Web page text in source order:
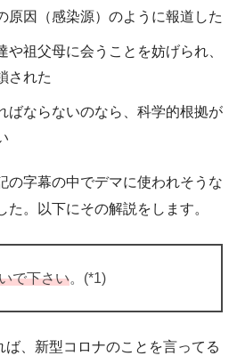
原因（感染源）のように報道した
や祖父母に会うことを妨げられ、
された
ばならないのなら、科学的根拠が
の字幕の中でデマに使われそうな
。以下にその解説をします。
で下さい。(*1)
ば、新型コロナのことを言ってる